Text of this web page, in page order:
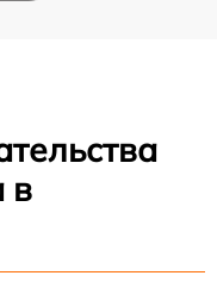
в